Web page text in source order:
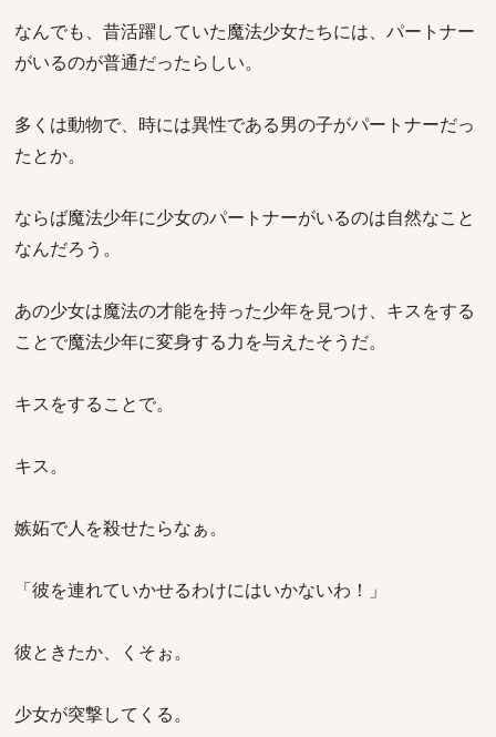
なんでも、昔活躍していた魔法少女たちには、パートナー
がいるのが普通だったらしい。
多くは動物で、時には異性である男の子がパートナーだっ
たとか。
ならば魔法少年に少女のパートナーがいるのは自然なこと
なんだろう。
あの少女は魔法の才能を持った少年を見つけ、キスをする
ことで魔法少年に変身する力を与えたそうだ。
キスをすることで。
キス。
嫉妬で人を殺せたらなぁ。
「彼を連れていかせるわけにはいかないわ！」
彼ときたか、くそぉ。
少女が突撃してくる。